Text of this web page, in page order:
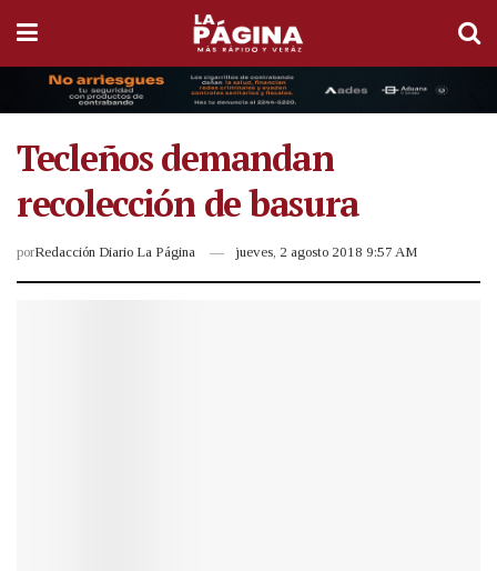
Tecleños demandan
recolección de basura
porRedacción Diario La Página jueves, 2 agosto 2018 9:57 AM